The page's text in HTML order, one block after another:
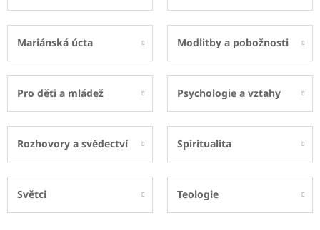
Mariánská úcta Modlitby a pobožnosti
Pro děti a mládež Psychologie a vztahy
Rozhovory a svědectví Spiritualita
Světci Teologie